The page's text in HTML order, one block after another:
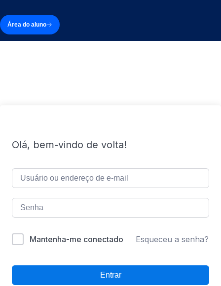
Área do aluno
Olá, bem-vindo de volta!
Mantenha-me conectado Esqueceu a senha?
Entrar